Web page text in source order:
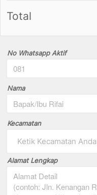
No Whatsapp Aktif
Nama
Kecamatan
Ketik Kecamatan Anda
Alamat Lengkap
Total